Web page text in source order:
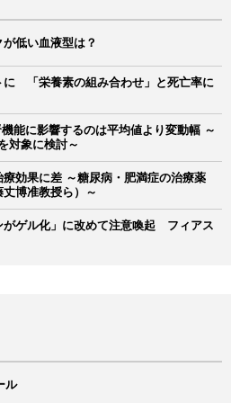
低い血液型は？
に 「栄養素の組み合わせ」と死亡率に
能に影響するのは平均値より変動幅 ～
対象に検討～
療効果に差 ～糖尿病・肥満症の治療薬
博准教授ら）～
がゲル化」に改めて注意喚起 フィアス
ル